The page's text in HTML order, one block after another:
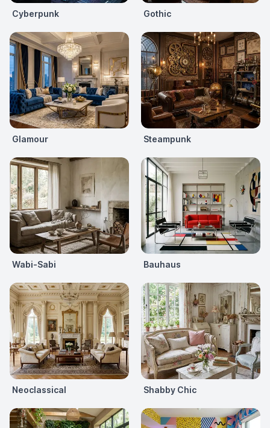
Cyberpunk Gothic
Glamour Steampunk
Wabi-Sabi Bauhaus
Neoclassical Shabby Chic